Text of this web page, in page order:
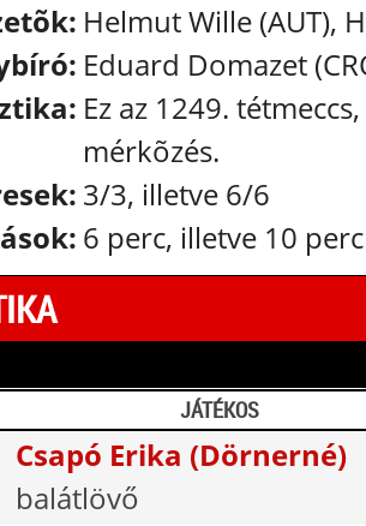
Helmut Wille (AUT),
Eduard Domazet
Ez az 1249.
mérkõzés.
3/3, illetve 6/6
6 perc, illetve 10 perc
JÁTÉKOS
Csapó Erika (Dörnerné)
balátlövő